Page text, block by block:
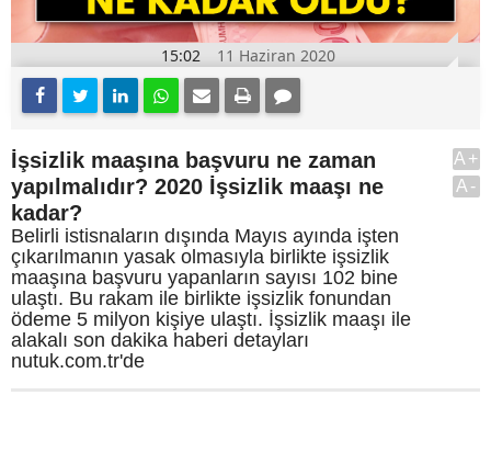
15:02 11 Haziran 2020
İşsizlik maaşına başvuru ne zaman
yapılmalıdır? 2020 İşsizlik maaşı ne
kadar?
Belirli istisnaların dışında Mayıs ayında işten
çıkarılmanın yasak olmasıyla birlikte işsizlik
maaşına başvuru yapanların sayısı 102 bine
ulaştı. Bu rakam ile birlikte işsizlik fonundan
ödeme 5 milyon kişiye ulaştı. İşsizlik maaşı ile
alakalı son dakika haberi detayları
nutuk.com.tr'de
A+
A-